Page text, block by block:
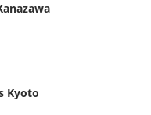
Kyoto